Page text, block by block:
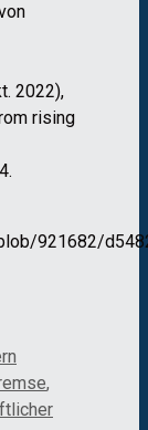
2022),
rising
921682/
,